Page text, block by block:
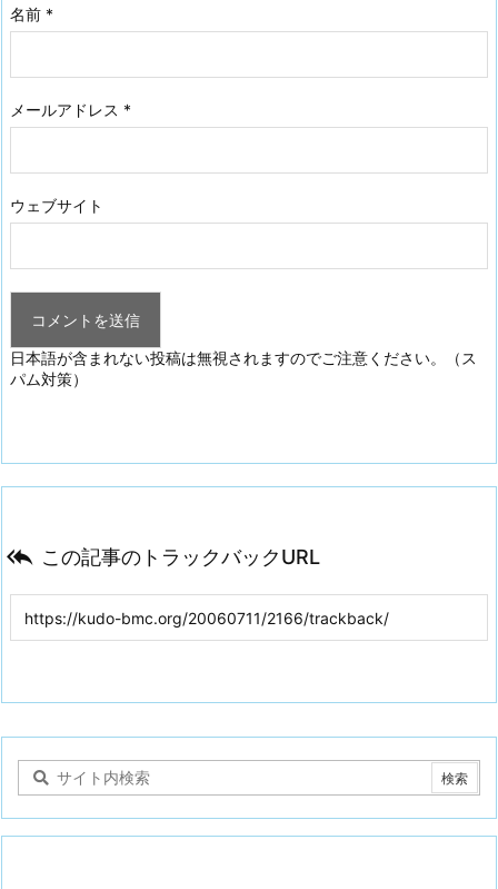
名前 *
メールアドレス *
ウェブサイト
日本語が含まれない投稿は無視されますのでご注意ください。（ス
パム対策）
 この記事のトラックバックURL